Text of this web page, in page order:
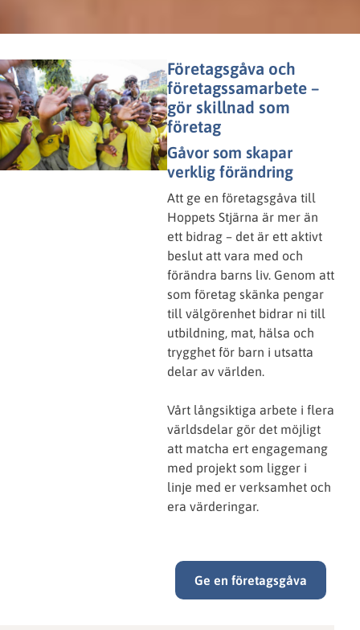
Företagsgåva och
företagssamarbete –
gör skillnad som
företag
Gåvor som skapar
verklig förändring
Att ge en företagsgåva till
Hoppets Stjärna är mer än
ett bidrag – det är ett aktivt
beslut att vara med och
förändra barns liv. Genom att
som företag skänka pengar
till välgörenhet bidrar ni till
utbildning, mat, hälsa och
trygghet för barn i utsatta
delar av världen.
Vårt långsiktiga arbete i flera
världsdelar gör det möjligt
att matcha ert engagemang
med projekt som ligger i
linje med er verksamhet och
era värderingar.
Ge en företagsgåva